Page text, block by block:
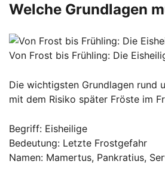
Welche Grundlagen
Von Frost bis Frühling: Die
Die wichtigsten Grundlagen rund
mit dem Risiko später Fröste im
Begriff: Eisheilige
Bedeutung: Letzte Frostgefahr
Namen: Mamertus, Pankratius,